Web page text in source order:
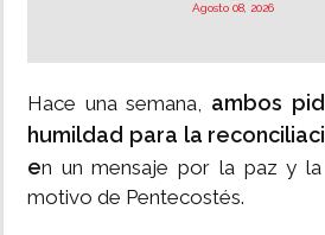
Agosto 08, 2026
Hace una semana, ambos
humildad para la
en un mensaje por la paz y
motivo de Pentecostés.